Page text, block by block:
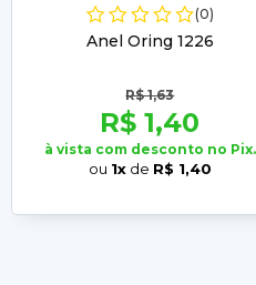
(0)
Anel Oring 1226
R$ 1,63
R$ 1,40
à vista com desconto no Pix.
ou 1xde R$ 1,40